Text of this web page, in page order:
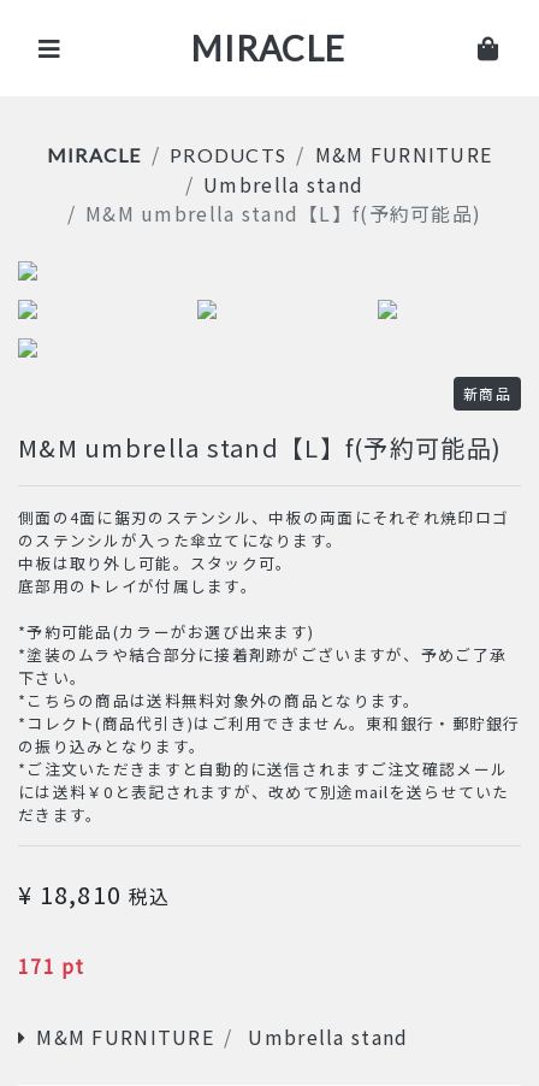
MIRACLE
MIRACLE PRODUCTS
M&M FURNITURE
Umbrella stand
M&M umbrella stand【L】f(予約可能品)
新商品
M&M umbrella stand【L】f(予約可能品)
側面の4面に鋸刃のステンシル、中板の両面にそれぞれ焼印ロゴ
のステンシルが入った傘立てになります。
中板は取り外し可能。スタック可。
底部用のトレイが付属します。
*予約可能品(カラーがお選び出来ます)
*塗装のムラや結合部分に接着剤跡がございますが、予めご了承
下さい。
*こちらの商品は送料無料対象外の商品となります。
*コレクト(商品代引き)はご利用できません。東和銀行・郵貯銀行
の振り込みとなります。
*ご注文いただきますと自動的に送信されますご注文確認メール
には送料￥0と表記されますが、改めて別途mailを送らせていた
だきます。
¥ 18,810 税込
POINT
171 pt
M&M FURNITURE Umbrella stand